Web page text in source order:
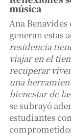
música
Ana
generan estas
residencia
viajar en el
recuperar
una
bienestar de
se subrayó
estudiantes